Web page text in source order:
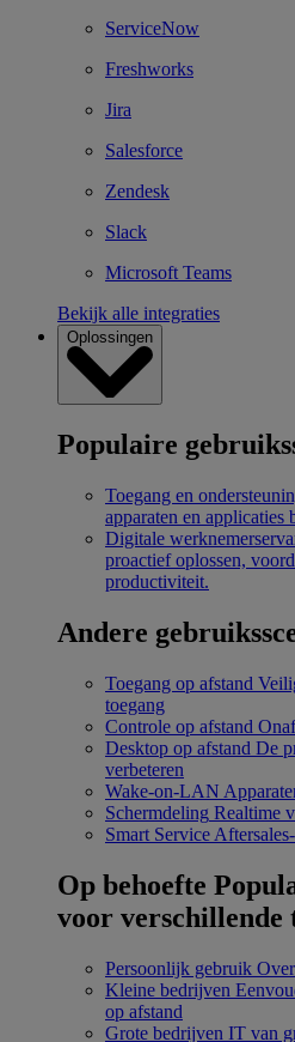
ServiceNow
Freshworks
Jira
Salesforce
Zendesk
Slack
Microsoft Teams
Bekijk alle integraties
Oplossingen
Populaire
Toegang en
apparaten en
Digitale
proactief oplossen,
productiviteit.
Andere
Toegang op afstand
toegang
Controle op afstand
Desktop op afstand De
verbeteren
Wake-on-LAN
Schermdeling Realtime
Smart Service
Op behoefte
voor verschillende
Persoonlijk gebruik
Kleine bedrijven
op afstand
Grote bedrijven IT van